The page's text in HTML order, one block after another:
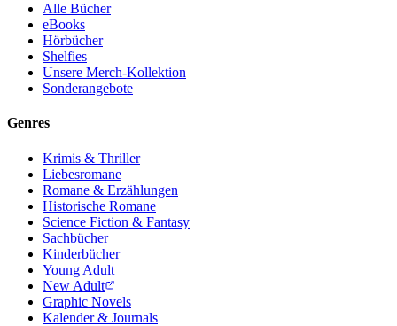
Alle Bücher
eBooks
Hörbücher
Shelfies
Unsere Merch-Kollektion
Sonderangebote
Genres
Krimis & Thriller
Liebesromane
Romane & Erzählungen
Historische Romane
Science Fiction & Fantasy
Sachbücher
Kinderbücher
Young Adult
New Adult
Graphic Novels
Kalender & Journals